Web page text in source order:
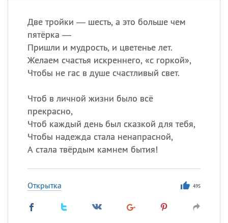
Две тройки — шесть, а это больше чем
пятёрка —
Пришли и мудрость, и цветенье лет.
Желаем счастья искреннего, «с горкой»,
Чтобы не гас в душе счастливый свет.
Чтоб в личной жизни было всё
прекрасно,
Чтоб каждый день был сказкой для тебя,
Чтобы надежда стала ненапрасной,
А стала твёрдым камнем бытия!
Открытка 495